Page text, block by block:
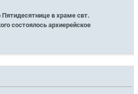
в храме свт.
состоялось архиерейское